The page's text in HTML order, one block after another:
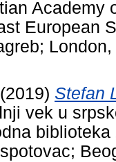
Academy
European
(2019) Stefan
vek u